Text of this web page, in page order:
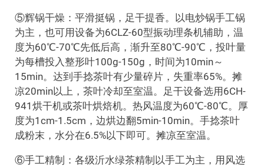
⑤辉锅干燥：平滑挺锅，足干提香。以电炒锅手工锅
为主，也可用设备为6CLZ-60型振动理条机辅助，温
度为60℃-70℃先低后高，渐升至80℃-90℃，投叶量
为每槽投入整形叶100g-150g，时间为10min～
15min。达到手捻茶叶有少量碎片，失重率65%。摊
凉20min以上，茶叶冷却至室温。足干设备选用6CH-
941烘干机或茶叶烘焙机。热风温度为60℃-80℃。厚
度为1cm-1.5cm，边烘边翻5min-10min。手捻茶叶
成粉末，水分在6.5%以下即可。摊凉至室温。
⑥手工精制：各级沂水绿茶精制以手工为主，用风选